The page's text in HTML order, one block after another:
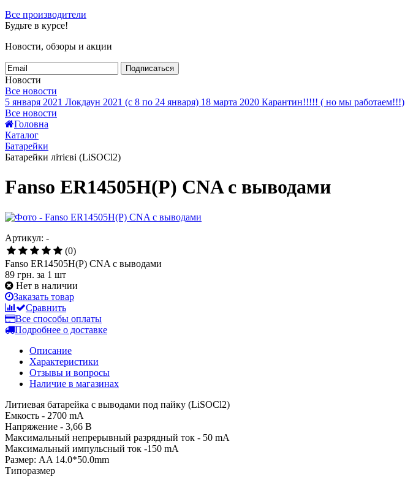
Все производители
Будьте в курсе!
Новости, обзоры и акции
Подписаться
Новости
Все новости
5 января 2021 Локдаун 2021 (с 8 по 24 января) 18 марта 2020 Карантин!!!!! ( но мы работаем!!!)
Все новости
Головна
Каталог
Батарейки
Батарейки літієві (LiSOCl2)
Fanso ER14505H(P) CNA с выводами
Артикул: -
(0)
Fanso ER14505H(P) CNA с выводами
89 грн. за 1 шт
Нет в наличии
Заказать товар
Сравнить
Все способы оплаты
Подробнее о доставке
Описание
Характеристики
Отзывы и вопросы
Наличие в магазинах
Литиевая батарейка с выводами под пайку (LiSOCl2)
Емкость - 2700 mA
Напряжение - 3,66 В
Максимальный непрерывный разрядный ток - 50 mA
Максимальный импульсный ток -150 mA
Размер: AA 14.0*50.0mm
Типоразмер